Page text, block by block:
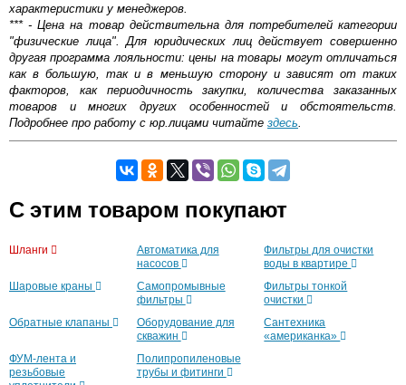
характеристики у менеджеров.
*** - Цена на товар действительна для потребителей категории
"физические лица". Для юридических лиц действует совершенно
другая программа лояльности: цены на товары могут отличаться
как в большую, так и в меньшую сторону и зависят от таких
факторов, как периодичность закупки, количества заказанных
товаров и многих других особенностей и обстоятельств.
Подробнее про работу с юр.лицами читайте здесь.
Поверхностный насос Вихрь ПН-650 — модель с
отличными рабочими характеристиками. Солидная
функционирование даже при больших нагрузках,
монтажа, а использование высококачественных
комплектующих и продуманная конструкция являются
агрегата привлекательная цена. Такое оборудование
покупают для создания надежных коммуникаций, так как
оно устойчиво к агрессии среды и не требует сложного и
затратного обслуживания в процессе эксплуатации.
Доставка сантехники по Москве и Московской области
Возможные способы оплаты:
Наличный расчёт
Банковской картой на сайте в режиме реального
Банковской картой при получении товара как при
доставке, так и самовывозом
Интернет-деньгами (Yandex-деньги, Web-money,
Qiwi-кошельки и другие).
C этим товаром покупают
Шланги
Автоматика для
насосов
Фильтры для очистки
воды в квартире
Шаровые краны
Самопромывные
фильтры
Фильтры тонкой
очистки
Обратные клапаны
Оборудование для
скважин
Сантехника
«американка»
ФУМ-лента и
резьбовые
Полипропиленовые
трубы и фитинги